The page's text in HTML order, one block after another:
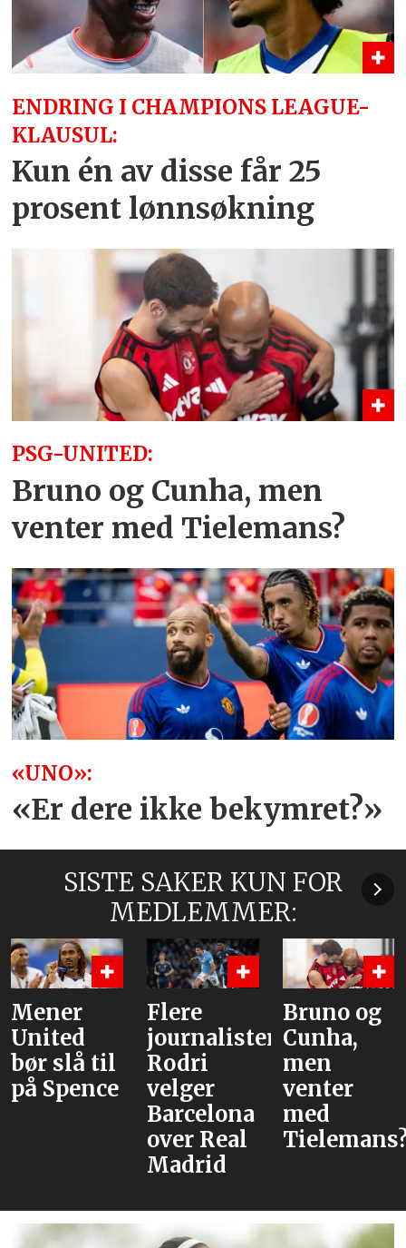
ENDRING I CHAMPIONS LEAGUE-
KLAUSUL:
Kun én av disse får 25
prosent lønnsøkning
PSG-UNITED:
Bruno og Cunha, men
venter med Tielemans?
«UNO»:
«Er dere ikke bekymret?»
SISTE SAKER KUN FOR
MEDLEMMER:
til
Flere
journalister:
Rodri
velger
Barcelona
over Real
Madrid
Bruno og
Cunha,
venter
med
Tielemans?
Hva